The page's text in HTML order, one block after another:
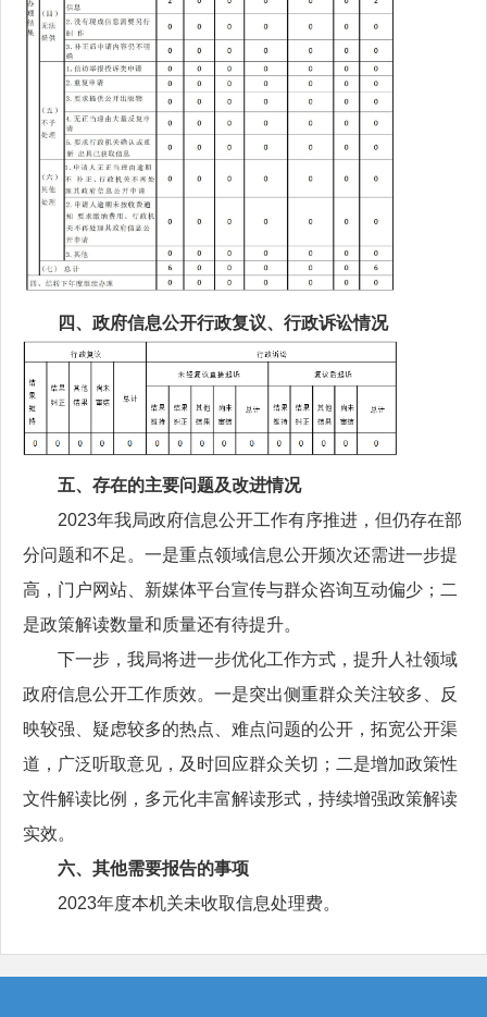
四、政府信息公开行政复议、行政诉讼情况
五、存在的主要问题及改进情况
2023年我局政府信息公开工作有序推进，但仍存在部
分问题和不足。一是重点领域信息公开频次还需进一步提
高，门户网站、新媒体平台宣传与群众咨询互动偏少；二
是政策解读数量和质量还有待提升。
下一步，我局将进一步优化工作方式，提升人社领域
政府信息公开工作质效。一是突出侧重群众关注较多、反
映较强、疑虑较多的热点、难点问题的公开，拓宽公开渠
道，广泛听取意见，及时回应群众关切；二是增加政策性
文件解读比例，多元化丰富解读形式，持续增强政策解读
实效。
六、其他需要报告的事项
2023年度本机关未收取信息处理费。